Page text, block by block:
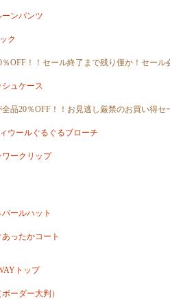
ンパンツ
ク
OFF！！セール終了まで残り僅か！セール
ュケース
品20％OFF！！お見逃し厳禁のお買い得セ
ウールぐるぐるブローチ
ワークリップ
ールハット
ったかコート
トップ
ーダー大判）